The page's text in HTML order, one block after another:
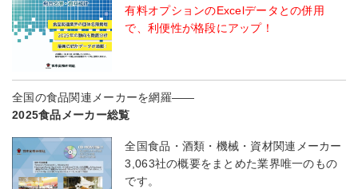
有料オプションのExcelデータとの併用
で、利便性が格段にアップ！
全国の食品関連メーカーを網羅――
2025食品メーカー総覧
全国食品・酒類・機械・資材関連メーカー
3,063社の概要をまとめた業界唯一のもの
です。